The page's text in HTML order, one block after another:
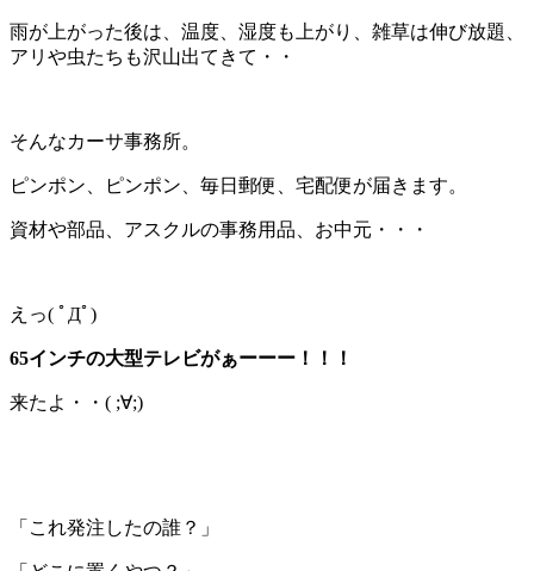
雨が上がった後は、温度、湿度も上がり、雑草は伸び放題、
アリや虫たちも沢山出てきて・・
そんなカーサ事務所。
ピンポン、ピンポン、毎日郵便、宅配便が届きます。
資材や部品、アスクルの事務用品、お中元・・・
えっ( ﾟДﾟ)
65インチの大型テレビがぁーーー！！！
来たよ・・( ;∀;)
「これ発注したの誰？」